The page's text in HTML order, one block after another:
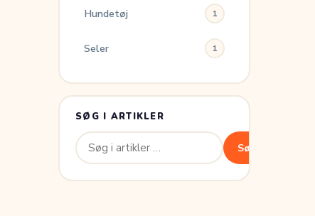
Hundetøj 1
Seler 1
SØG I ARTIKLER
Søg
efter:
Søg